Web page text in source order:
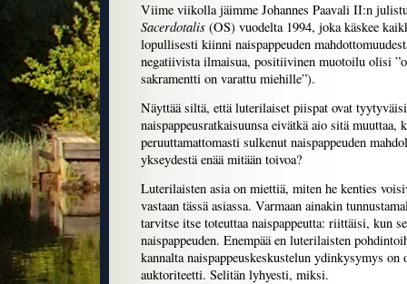
Viime viikolla jäimme Johannes Paavali II:n
Sacerdotalis (OS) vuodelta 1994, joka käskee
lopullisesti kiinni naispappeuden
negatiivista ilmaisua, positiivinen muotoilu olisi
sakramentti on varattu miehille”).
Näyttää siltä, että luterilaiset piispat ovat
naispappeusratkaisuunsa eivätkä aio sitä
peruuttamattomasti sulkenut naispappeuden
ykseydestä enää mitään toivoa?
Luterilaisten asia on miettiä, miten he kenties
vastaan tässä asiassa. Varmaan ainakin
tarvitse itse toteuttaa naispappeutta: riittäisi, kun
naispappeuden. Enempää en luterilaisten
kannalta naispappeuskeskustelun ydinkysymys on
auktoriteetti. Selitän lyhyesti, miksi.